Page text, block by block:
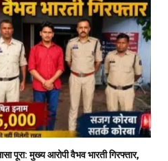
पूरा: मुख्य आरोपी वैभव भारती गिरफ्तार,